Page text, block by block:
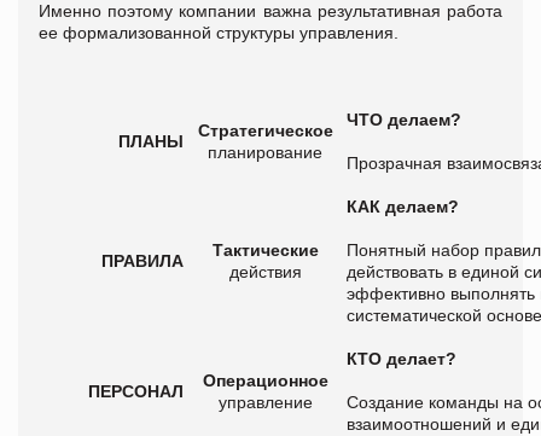
Именно поэтому компании важна результативная работа
ее формализованной структуры управления.
ПЛАНЫ
Стратегическое
планирование
ЧТО делаем?
Прозрачная
ПРАВИЛА
Тактические
действия
КАК делаем?
Понятный набор
действовать в единой
эффективно выполнять
систематической основе
ПЕРСОНАЛ
Операционное
управление
КТО делает?
Создание команды на
взаимоотношений и